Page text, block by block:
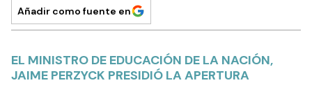
Añadir como fuente en
EL MINISTRO DE EDUCACIÓN DE LA NACIÓN,
JAIME PERZYCK PRESIDIÓ LA APERTURA